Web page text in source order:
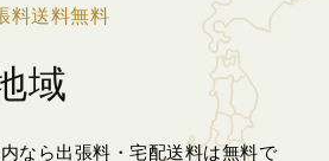
料送料無料
域
なら出張料・宅配送料は無料で